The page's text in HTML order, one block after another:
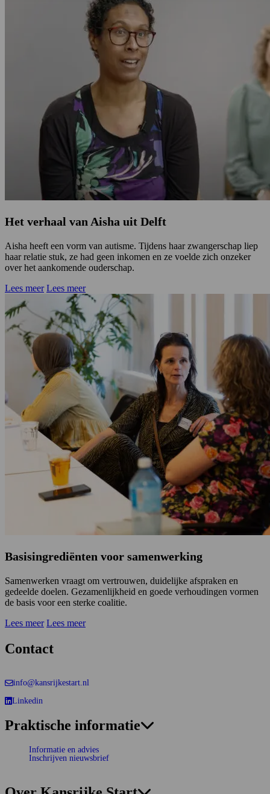
Het verhaal van Aisha uit Delft
Aisha heeft een vorm van autisme. Tijdens haar zwangerschap liep
haar relatie stuk, ze had geen inkomen en ze voelde zich onzeker
over het aankomende ouderschap.
Lees meer Lees meer
Basisingrediënten voor samenwerking
Samenwerken vraagt om vertrouwen, duidelijke afspraken en
gedeelde doelen. Gezamenlijkheid en goede verhoudingen vormen
de basis voor een sterke coalitie.
Lees meer Lees meer
Contact
info@kansrijkestart.nl
Linkedin
Deze link gaat naar een externe website.
Praktische informatie
Informatie en advies
Inschrijven nieuwsbrief